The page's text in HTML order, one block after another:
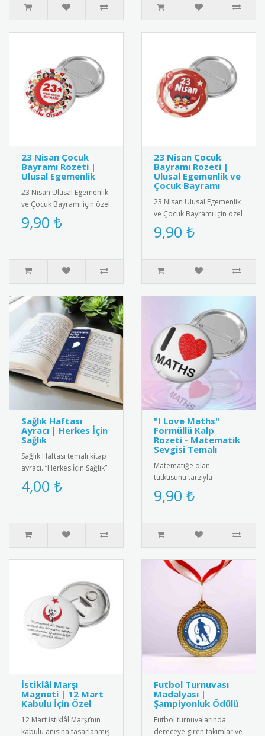
23 Nisan Çocuk
Bayramı Rozeti |
Ulusal Egemenlik
23 Nisan Ulusal Egemenlik
ve Çocuk Bayramı için özel
tasarlanmış rozet.
Çocuklar için şık ve
9,90 ₺
23 Nisan Çocuk
Bayramı Rozeti |
Ulusal Egemenlik ve
Çocuk Bayramı
23 Nisan Ulusal Egemenlik
ve Çocuk Bayramı için özel
tasarlanmış rozet.
Çocuklar için şık ve
9,90 ₺
Sağlık Haftası
Ayracı | Herkes İçin
Sağlık
Sağlık Haftası temalı kitap
ayracı. “Herkes İçin Sağlık”
mesajını taşıyan anlamlı ve
farkındalık kaz..
4,00 ₺
"I Love Maths"
Formüllü Kalp
Rozeti - Matematik
Sevgisi Temalı
Matematiğe olan
tutkusunu tarzıyla
yansıtmak isteyenler için
tasarlanmış "I Love Maths"
9,90 ₺
İstiklâl Marşı
Magneti | 12 Mart
Kabulu İçin Özel
12 Mart İstiklâl Marşı’nın
kabulü anısına tasarlanmış
Futbol Turnuvası
Madalyası |
Şampiyonluk Ödülü
Futbol turnuvalarında
dereceye giren takımlar ve